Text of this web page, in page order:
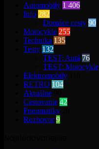
Automobily 1 406
Info 282
Domáce cesty 90
Motocykle 255
Technika 135
Testy 132
TEST: Autá 76
TEST: Motocykle
Elektromobily
RETRO 104
Aktuálne
Cestovanie 42
Pneumatiky
Rozhovor 9